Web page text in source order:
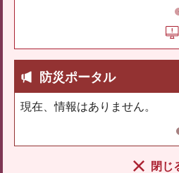
防災ポータル
現在、情報はありません。
閉じ